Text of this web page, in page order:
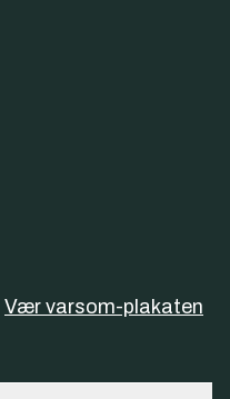
Vær varsom-plakaten